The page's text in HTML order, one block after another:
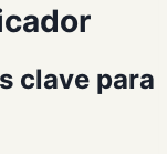
clave para